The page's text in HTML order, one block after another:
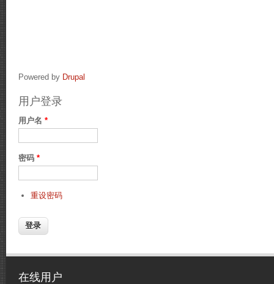
Powered by Drupal
用户登录
用户名 *
密码 *
重设密码
在线用户